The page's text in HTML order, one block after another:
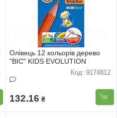
Олівець 12 кольорів дерево
"BIC" KIDS EVOLUTION
Код: 9174812
132.16 ₴